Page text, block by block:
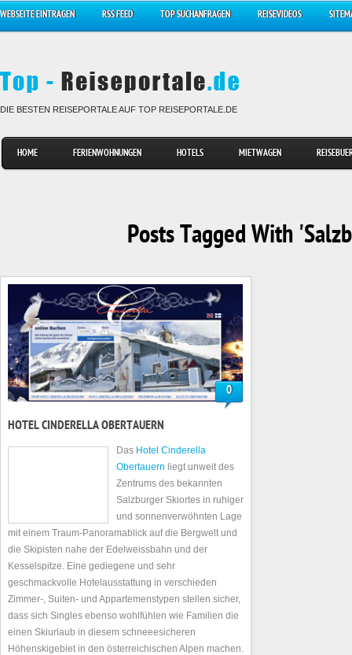
WEBSEITE EINTRAGEN RSS FEED TOP SUCHANFRAGEN REISEVIDEOS
DIE BESTEN REISEPORTALE AUF TOP REISEPORTALE.DE
HOME FERIENWOHNUNGEN HOTELS MIETWAGEN
Posts Tagged With
0
HOTEL CINDERELLA OBERTAUERN
Das Hotel Cinderella
Obertauern liegt unweit des
Zentrums des bekannten
Salzburger Skiortes in ruhiger
und sonnenverwöhnten Lage
mit einem Traum-Panoramablick auf die Bergwelt und
die Skipisten nahe der Edelweissbahn und der
Kesselspitze. Eine gediegene und sehr
geschmackvolle Hotelausstattung in verschieden
Zimmer-, Suiten- und Appartemenstypen stellen sicher,
dass sich Singles ebenso wohlfühlen wie Familien die
einen Skiurlaub in diesem schneeesicheren
Höhenskigebiet in den österreichischen Alpen machen.